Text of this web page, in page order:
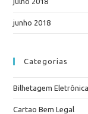
junho 2018
Categorias
Bilhetagem Eletrônica
Cartao Bem Legal